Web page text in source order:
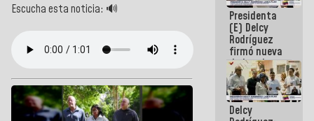
Escucha esta noticia: 🔊 Presidenta
(E) Delcy
Rodríguez
firmó nueva
de Ley de
Arrendamiento
aprobada
por la AN
Delcy